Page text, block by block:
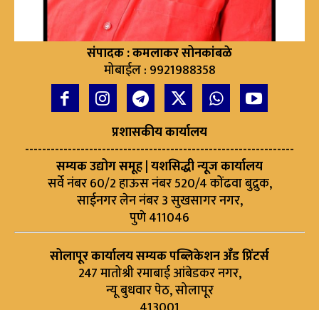
संपादक : कमलाकर सोनकांबळे
मोबाईल : 9921988358
प्रशासकीय कार्यालय
---------------------------------------------------------------
सम्यक उद्योग समूह | यशसिद्धी न्यूज कार्यालय
सर्वे नंबर 60/2 हाऊस नंबर 520/4 कोंढवा बुद्रुक,
साईनगर लेन नंबर 3 सुखसागर नगर,
पुणे 411046
सोलापूर कार्यालय सम्यक पब्लिकेशन अँड प्रिंटर्स
247 मातोश्री रमाबाई आंबेडकर नगर,
न्यू बुधवार पेठ, सोलापूर